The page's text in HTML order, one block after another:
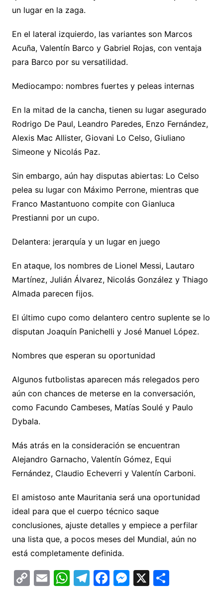
un lugar en la zaga.
En el lateral izquierdo, las variantes son Marcos
Acuña, Valentín Barco y Gabriel Rojas, con ventaja
para Barco por su versatilidad.
Mediocampo: nombres fuertes y peleas internas
En la mitad de la cancha, tienen su lugar asegurado
Rodrigo De Paul, Leandro Paredes, Enzo Fernández,
Alexis Mac Allister, Giovani Lo Celso, Giuliano
Simeone y Nicolás Paz.
Sin embargo, aún hay disputas abiertas: Lo Celso
pelea su lugar con Máximo Perrone, mientras que
Franco Mastantuono compite con Gianluca
Prestianni por un cupo.
Delantera: jerarquía y un lugar en juego
En ataque, los nombres de Lionel Messi, Lautaro
Martínez, Julián Álvarez, Nicolás González y Thiago
Almada parecen fijos.
El último cupo como delantero centro suplente se lo
disputan Joaquín Panichelli y José Manuel López.
Nombres que esperan su oportunidad
Algunos futbolistas aparecen más relegados pero
aún con chances de meterse en la conversación,
como Facundo Cambeses, Matías Soulé y Paulo
Dybala.
Más atrás en la consideración se encuentran
Alejandro Garnacho, Valentín Gómez, Equi
Fernández, Claudio Echeverri y Valentín Carboni.
El amistoso ante Mauritania será una oportunidad
ideal para que el cuerpo técnico saque
conclusiones, ajuste detalles y empiece a perfilar
una lista que, a pocos meses del Mundial, aún no
está completamente definida.
C E W T F M X C